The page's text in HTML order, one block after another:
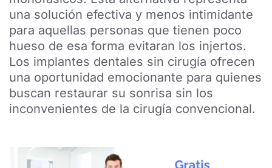
una solución efectiva y menos intimidante
para aquellas personas que tienen poco
hueso de esa forma evitaran los injertos.
Los implantes dentales sin cirugía ofrecen
una oportunidad emocionante para quienes
buscan restaurar su sonrisa sin los
inconvenientes de la cirugía convencional.